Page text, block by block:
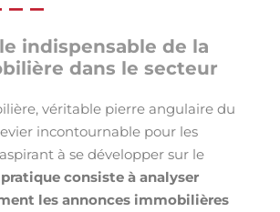
indispensable de la
dans le secteur
véritable pierre angulaire du
incontournable pour les
à se développer sur le
consiste à analyser
les annonces immobilières